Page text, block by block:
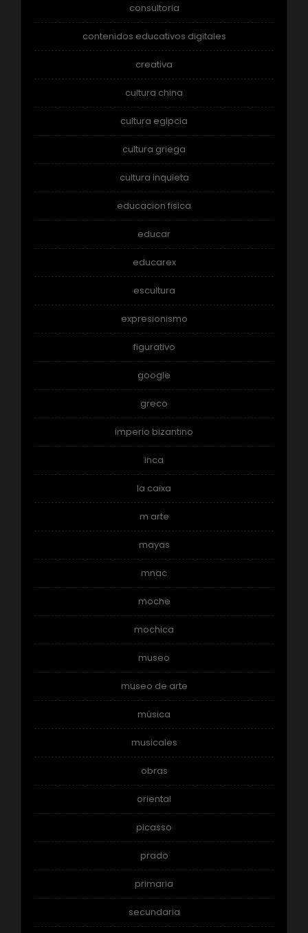
consultoria
contenidos educativos digitales
creativa
cultura china
cultura egipcia
cultura griega
cultura inquieta
educacion fisica
educar
educarex
escultura
expresionismo
figurativo
google
greco
imperio bizantino
inca
la caixa
m arte
mayas
mnac
moche
mochica
museo
museo de arte
música
musicales
obras
oriental
picasso
prado
primaria
secundaria